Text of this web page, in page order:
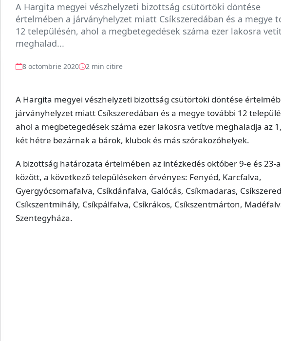
A Hargita megyei vészhelyzeti bizottság csütörtöki döntése
értelmében a járványhelyzet miatt Csíkszeredában és a megye
12 településén, ahol a megbetegedések száma ezer lakosra
meghalad...
8 octombrie 2020 2 min citire
A Hargita megyei vészhelyzeti bizottság csütörtöki döntése
járványhelyzet miatt Csíkszeredában és a megye további 12
ahol a megbetegedések száma ezer lakosra vetítve meghaladja az
két hétre bezárnak a bárok, klubok és más szórakozóhelyek.
A bizottság határozata értelmében az intézkedés október 9-e és 23-a
között, a következő településeken érvényes: Fenyéd, Karcfalva,
Gyergyócsomafalva, Csíkdánfalva, Galócás, Csíkmadaras,
Csíkszentmihály, Csíkpálfalva, Csíkrákos, Csíkszentmárton,
Szentegyháza.